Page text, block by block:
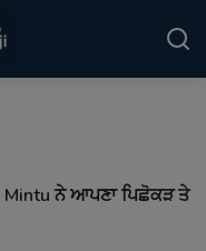
Mintu ਨੇ ਆਪਣਾ ਪਿਛੋਕੜ ਤੇ